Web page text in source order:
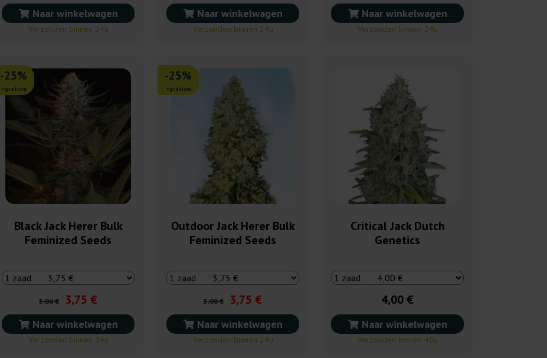
Naar winkelwagen
Verzonden binnen 24u
Naar winkelwagen
Verzonden binnen 24u
Naar winkelwagen
Verzonden binnen 24u
-25%
+gratisie
Black Jack Herer Bulk
Feminized Seeds
5,00 € 3,75 €
Naar winkelwagen
Verzonden binnen 24u
-25%
+gratisie
Outdoor Jack Herer Bulk
Feminized Seeds
5,00 € 3,75 €
Naar winkelwagen
Verzonden binnen 24u
Critical Jack Dutch
Genetics
4,00 €
Naar winkelwagen
Verzonden binnen 48u